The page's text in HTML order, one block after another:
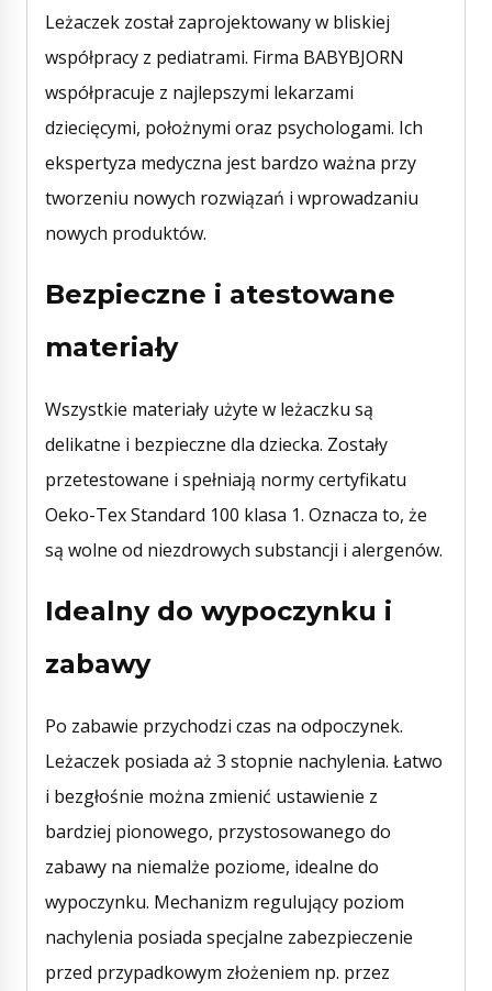
Leżaczek został zaprojektowany w bliskiej
współpracy z pediatrami. Firma BABYBJORN
współpracuje z najlepszymi lekarzami
dziecięcymi, położnymi oraz psychologami. Ich
ekspertyza medyczna jest bardzo ważna przy
tworzeniu nowych rozwiązań i wprowadzaniu
nowych produktów.
Bezpieczne i atestowane
materiały
Wszystkie materiały użyte w leżaczku są
delikatne i bezpieczne dla dziecka. Zostały
przetestowane i spełniają normy certyfikatu
Oeko-Tex Standard 100 klasa 1. Oznacza to, że
są wolne od niezdrowych substancji i alergenów.
Idealny do wypoczynku i
zabawy
Po zabawie przychodzi czas na odpoczynek.
Leżaczek posiada aż 3 stopnie nachylenia. Łatwo
i bezgłośnie można zmienić ustawienie z
bardziej pionowego, przystosowanego do
zabawy na niemalże poziome, idealne do
wypoczynku. Mechanizm regulujący poziom
nachylenia posiada specjalne zabezpieczenie
przed przypadkowym złożeniem np. przez